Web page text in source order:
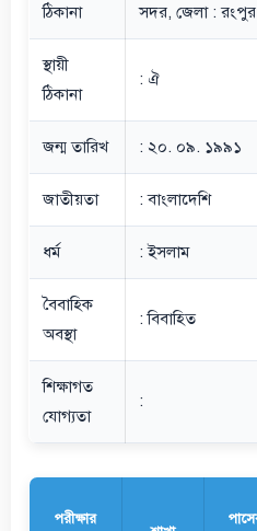
ঠিকানা
সদর, জেলা :
স্থায়ী
ঠিকানা
: ঐ
জন্ম তারিখ : ২০. ০৯. ১৯৯১
জাতীয়তা : বাংলাদেশি
ধর্ম : ইসলাম
বৈবাহিক
অবস্থা
: বিবাহিত
শিক্ষাগত
যোগ্যতা
:
পরীক্ষার